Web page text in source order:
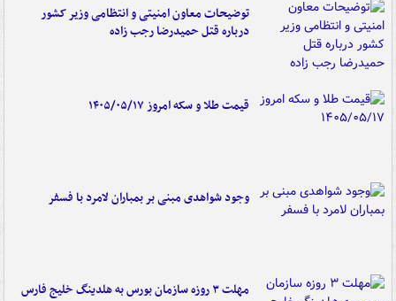
توضیحات معاون امنیتی و انتظامی وزیر کشور
درباره قتل حمیدرضا رجب زاده
قیمت طلا و سکه امروز ۱۴۰۵/۰۵/۱۷
وجود شواهدی مبنی بر بمباران لامرد با فسفر
مهلت ۳ روزه سازمان بورس به هلدینگ خلیج فارس